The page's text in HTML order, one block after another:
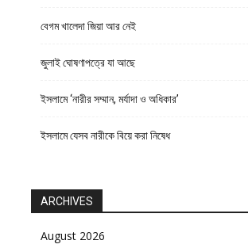
বেগম খালেদা জিয়া আর নেই
জুলাই ঘোষণাপত্রে যা আছে
ইসলামে ‘নারীর সম্মান, মর্যাদা ও অধিকার’
ইসলামে যেসব নারীকে বিয়ে করা নিষেধ
ARCHIVES
August 2026